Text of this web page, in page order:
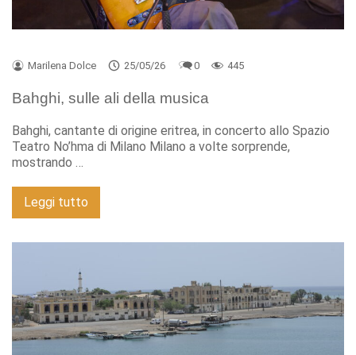
Marilena Dolce 25/05/26 0 445
Bahghi, sulle ali della musica
Bahghi, cantante di origine eritrea, in concerto allo Spazio
Teatro No’hma di Milano Milano a volte sorprende,
mostrando …
Leggi tutto